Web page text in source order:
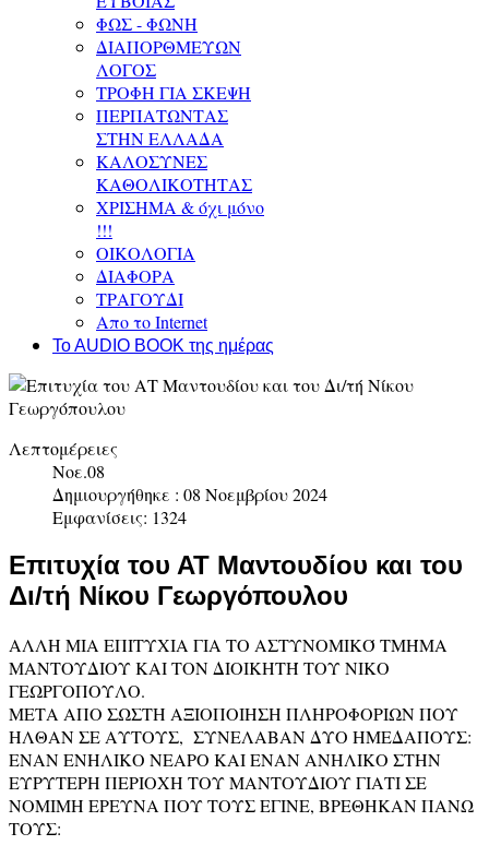
ΦΩΣ - ΦΩΝΗ
ΔΙΑΠΟΡΘΜΕΥΩΝ
ΛΟΓΟΣ
ΤΡΟΦΗ ΓΙΑ ΣΚΕΨΗ
ΠΕΡΠΑΤΩΝΤΑΣ
ΣΤΗΝ ΕΛΛΑΔΑ
ΚΑΛΟΣΥΝΕΣ
ΚΑΘΟΛΙΚΟΤΗΤΑΣ
ΧΡΙΣΗΜΑ & όχι μόνο
!!!
ΟΙΚΟΛΟΓΙΑ
ΔΙΑΦΟΡΑ
ΤΡΑΓΟΥΔΙ
Απο το Internet
To AUDIO BOOK της ημέρας
Λεπτομέρειες
Νοε.08
Δημιουργήθηκε : 08 Νοεμβρίου 2024
Εμφανίσεις: 1324
Επιτυχία του ΑΤ Μαντουδίου και του
Δι/τή Νίκου Γεωργόπουλου
ΑΛΛΗ ΜΙΑ ΕΠΙΤΥΧΙΑ ΓΙΑ ΤΟ ΑΣΤΥΝΟΜΙΚΌ ΤΜΉΜΑ
ΜΑΝΤΟΥΔΙΟΥ ΚΑΙ ΤΟΝ ΔΙΟΙΚΗΤΉ ΤΟΥ ΝΙΚΟ
ΓΕΩΡΓΟΠΟΥΛΟ.
ΜΕΤΑ ΑΠΟ ΣΩΣΤΗ ΑΞΙΟΠΟΙΗΣΗ ΠΛΗΡΟΦΟΡΙΩΝ ΠΟΥ
ΗΛΘΑΝ ΣΕ ΑΥΤΟΥΣ, ΣΥΝΕΛΑΒΑΝ ΔΥΟ ΗΜΕΔΑΠΟΥΣ:
ΕΝΑΝ ΕΝΗΛΙΚΟ ΝΕΑΡΟ ΚΑΙ ΕΝΑΝ ΑΝΗΛΙΚΟ ΣΤΗΝ
ΕΥΡΥΤΕΡΗ ΠΕΡΙΟΧΗ ΤΟΥ ΜΑΝΤΟΥΔΙΟΥ ΓΙΑΤΙ ΣΕ
ΝΟΜΙΜΗ ΕΡΕΥΝΑ ΠΟΥ ΤΟΥΣ ΕΓΙΝΕ, ΒΡΕΘΗΚΑΝ ΠΑΝΩ
ΤΟΥΣ: